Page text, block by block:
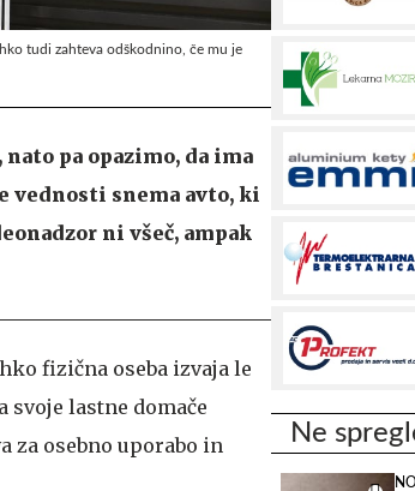
tudi zahteva odškodnino, če mu je
pa opazimo, da ima
vednosti snema avto, ki
ni všeč, ampak
fizična oseba izvaja le
svoje lastne domače
za osebno uporabo in
Ne